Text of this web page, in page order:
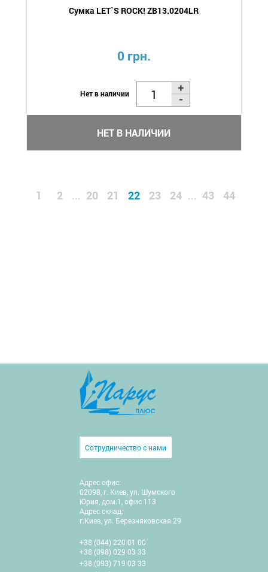
Сумка LET`S ROCK! ZB13.0204LR
0 грн.
Нет в наличии
НЕТ В НАЛИЧИИ
1 2 ... 20 21 22 23 24 ... 43 44
Сотрудничество с нами
Адрес офис:
02098, г. Киев, ул. Шумского
Юрия, дом.1, офис 113
Адрес склад:
г.Киев, ул. Березняковская 29
+38 (044) 220 01 00
+38 (098) 029 03 33
+38 (093) 719 03 33